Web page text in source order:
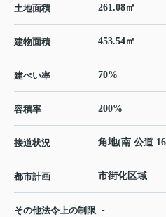
土地面積 261.08㎡
建物面積 453.54㎡
建ぺい率 70%
容積率 200%
接道状況 角地(南 公道
都市計画 市街化区域
その他法令上の制限 -